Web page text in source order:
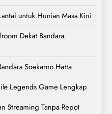
untuk Hunian Masa Kini
Dekat Bandara
Soekarno Hatta
Legends Game Lengkap
Streaming Tanpa Repot